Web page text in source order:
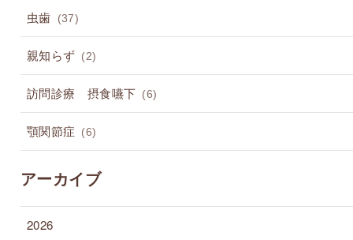
虫歯 (37)
親知らず (2)
訪問診療 摂食嚥下 (6)
顎関節症 (6)
アーカイブ
2026